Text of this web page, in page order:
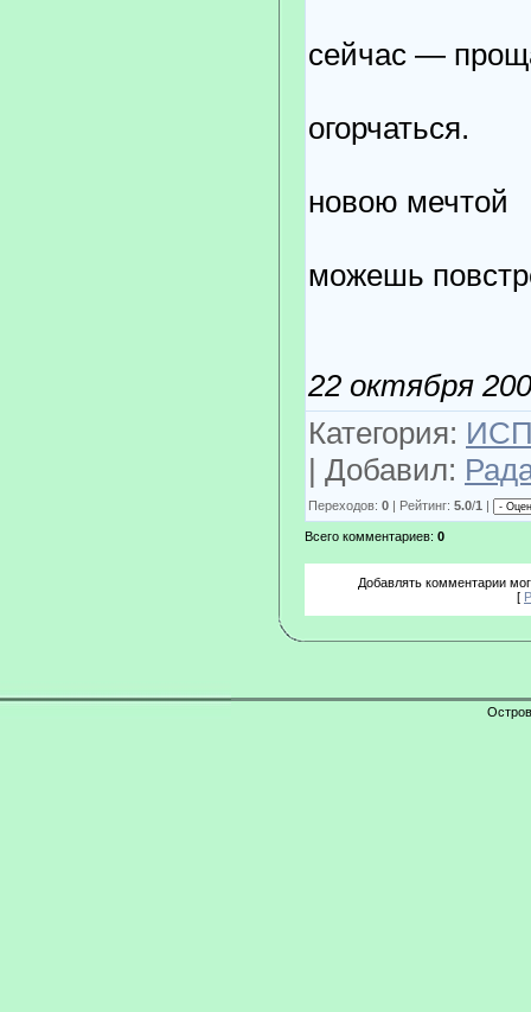
сейчас —
огорчаться.
новою мечтой
можешь
22 октября
Категория:
| Добавил:
Переходов: 0 | Рейтинг: 5.0/1 |
Всего комментариев: 0
Добавлять комментарии
[